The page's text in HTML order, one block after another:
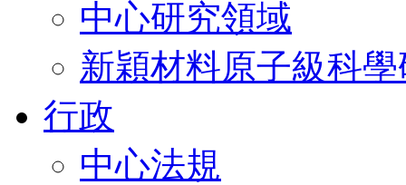
中心研究領域
新穎材料原子級科
行政
中心法規